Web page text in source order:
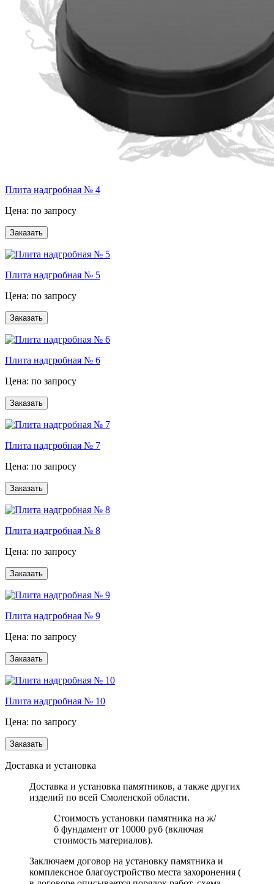
Плита надгробная № 4
Цена: по запросу
Плита надгробная № 5
Цена: по запросу
Плита надгробная № 6
Цена: по запросу
Плита надгробная № 7
Цена: по запросу
Плита надгробная № 8
Цена: по запросу
Плита надгробная № 9
Цена: по запросу
Плита надгробная № 10
Цена: по запросу
Доставка и установка
Доставка и установка памятников, а также других
изделий по всей Смоленской области.
Стоимость установки памятника на ж/
б фундамент от 10000 руб (включая
стоимость материалов).
Заключаем договор на установку памятника и
комплексное благоустройство места захоронения (